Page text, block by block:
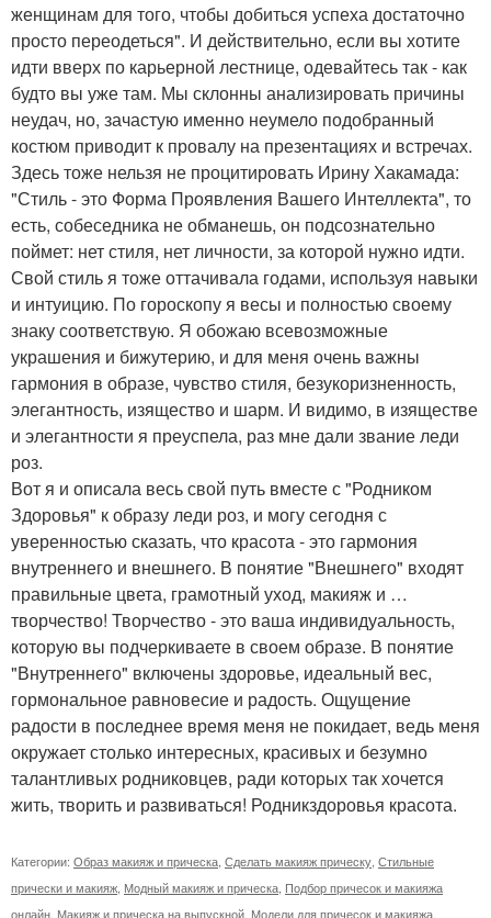
женщинам для того, чтобы добиться успеха достаточно
просто переодеться". И действительно, если вы хотите
идти вверх по карьерной лестнице, одевайтесь так - как
будто вы уже там. Мы склонны анализировать причины
неудач, но, зачастую именно неумело подобранный
костюм приводит к провалу на презентациях и встречах.
Здесь тоже нельзя не процитировать Ирину Хакамада:
"Стиль - это Форма Проявления Вашего Интеллекта", то
есть, собеседника не обманешь, он подсознательно
поймет: нет стиля, нет личности, за которой нужно идти.
Свой стиль я тоже оттачивала годами, используя навыки
и интуицию. По гороскопу я весы и полностью своему
знаку соответствую. Я обожаю всевозможные
украшения и бижутерию, и для меня очень важны
гармония в образе, чувство стиля, безукоризненность,
элегантность, изящество и шарм. И видимо, в изяществе
и элегантности я преуспела, раз мне дали звание леди
роз.
Вот я и описала весь свой путь вместе с "Родником
Здоровья" к образу леди роз, и могу сегодня с
уверенностью сказать, что красота - это гармония
внутреннего и внешнего. В понятие "Внешнего" входят
правильные цвета, грамотный уход, макияж и …
творчество! Творчество - это ваша индивидуальность,
которую вы подчеркиваете в своем образе. В понятие
"Внутреннего" включены здоровье, идеальный вес,
гормональное равновесие и радость. Ощущение
радости в последнее время меня не покидает, ведь меня
окружает столько интересных, красивых и безумно
талантливых родниковцев, ради которых так хочется
жить, творить и развиваться! Родникздоровья красота.
Категории: Образ макияж и прическа, Сделать макияж прическу, Стильные
прически и макияж, Модный макияж и прическа, Подбор причесок и макияжа
онлайн Макияж и прическа на выпускной Модели для причесок и макияжа